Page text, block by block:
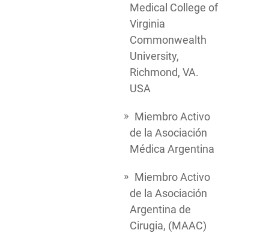
Medical College of
Virginia
Commonwealth
University,
Richmond, VA.
USA
Miembro Activo
de la Asociación
Médica Argentina
Miembro Activo
de la Asociación
Argentina de
Cirugia, (MAAC)